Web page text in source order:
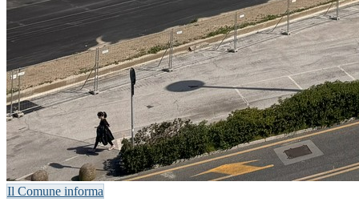
Il Comune informa